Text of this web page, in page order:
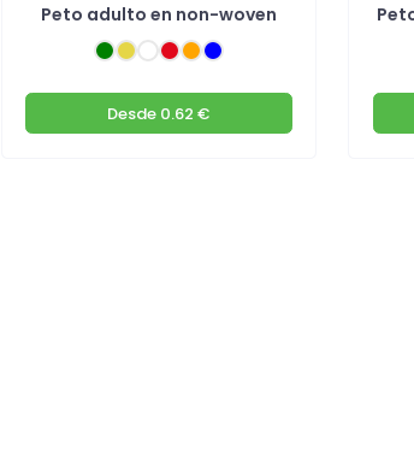
Peto adulto en non-woven
Desde 0.62 €